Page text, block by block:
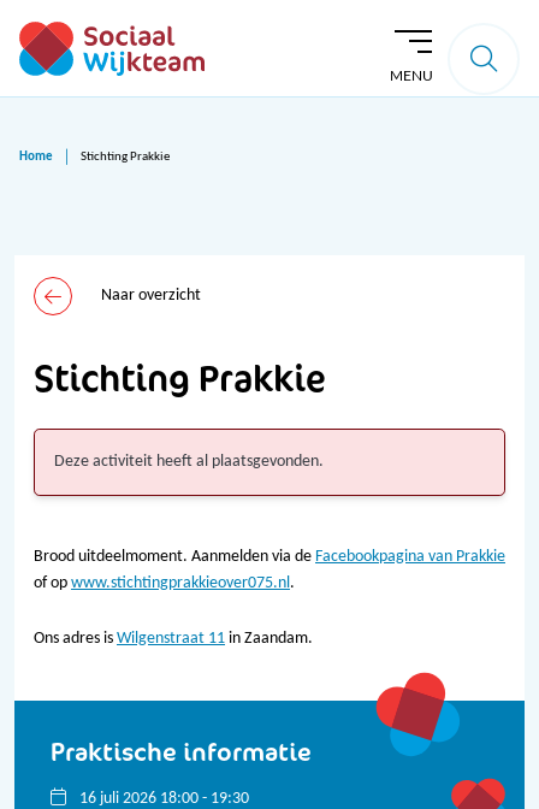
MENU
Home Stichting Prakkie
Naar overzicht
Stichting Prakkie
Deze activiteit heeft al plaatsgevonden.
Brood uitdeelmoment. Aanmelden via de Facebookpagina van Prakkie
of op www.stichtingprakkieover075.nl.
Ons adres is Wilgenstraat 11 in Zaandam.
Praktische informatie
16 juli 2026 18:00 - 19:30